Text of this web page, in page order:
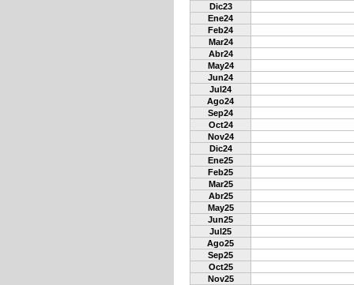
Dic23
Ene24
Feb24
Mar24
Abr24
May24
Jun24
Jul24
Ago24
Sep24
Oct24
Nov24
Dic24
Ene25
Feb25
Mar25
Abr25
May25
Jun25
Jul25
Ago25
Sep25
Oct25
Nov25